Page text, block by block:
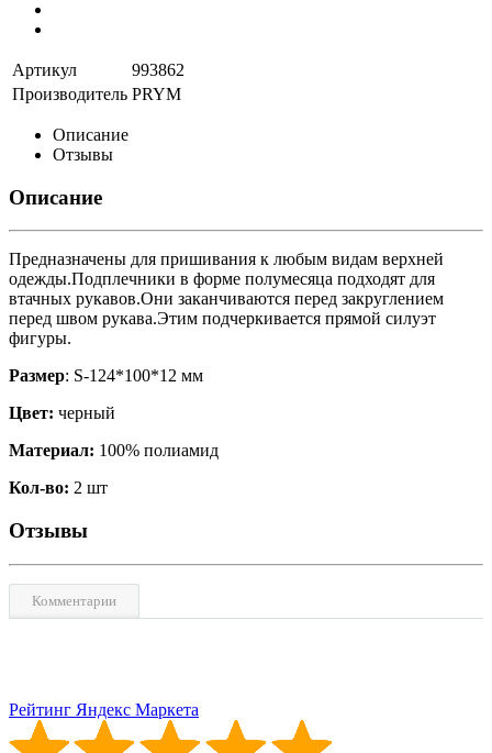
Артикул
993862
Производитель PRYM
Описание
Отзывы
Описание
Предназначены для пришивания к любым видам верхней
одежды.Подплечники в форме полумесяца подходят для
втачных рукавов.Они заканчиваются перед закруглением
перед швом рукава.Этим подчеркивается прямой силуэт
фигуры.
Размер: S-124*100*12 мм
Цвет: черный
Материал: 100% полиамид
Кол-во: 2 шт
Отзывы
Комментарии
Рейтинг Яндекс Маркета